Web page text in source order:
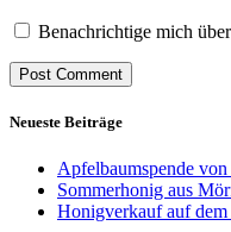
Benachrichtige mich
Neueste Beiträge
Apfelbaumspende
Sommerhonig aus
Honigverkauf auf